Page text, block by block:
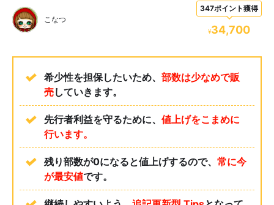
347ポイント獲得
¥34,700
こなつ
希少性を担保したいため、 部数は少なめで販
売していきます。
先行者利益を守るために、 値上げをこまめに
行います。
残り部数が0になると値上げするので、 常に今
が最安値です。